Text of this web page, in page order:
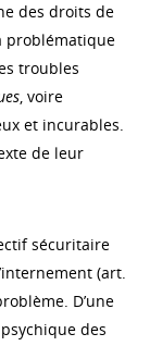
des droits de
problématique
troubles
, voire
et incurables.
de leur
sécuritaire
(art.
D’une
des